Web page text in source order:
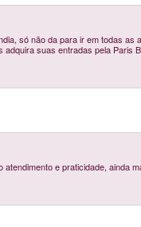
só não da para ir em todas
suas entradas pela Paris
e praticidade, ainda